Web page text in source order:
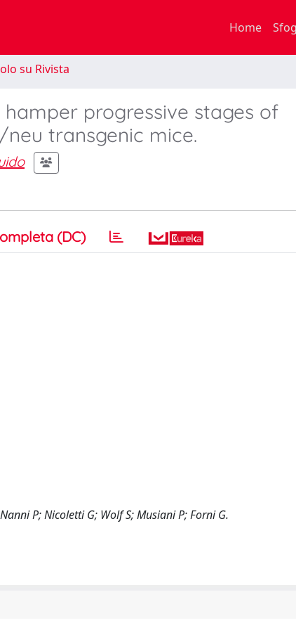
Home
su Rivista
progressive stages of
transgenic mice.
(DC)
P; Nicoletti G; Wolf S; Musiani P; Forni G.